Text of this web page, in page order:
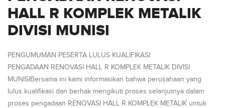
HALL R KOMPLEK METALIK
DIVISI MUNISI
PENGUMUMAN PESERTA LULUS KUALIFIKASI
PENGADAAN RENOVASI HALL R KOMPLEK METALIK DIVISI
MUNISIBersama ini kami informasikan bahwa perusahaan yang
lulus kualifikasi dan berhak mengikuti proses selanjutnya dalam
proses pengadaan RENOVASI HALL R KOMPLEK METALIK untuk